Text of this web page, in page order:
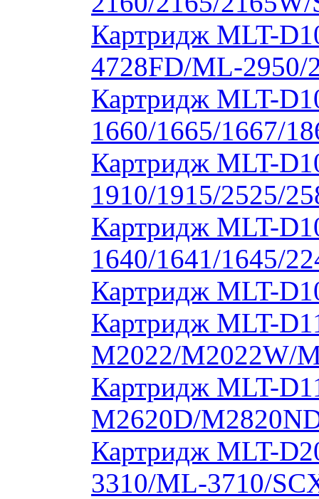
Картридж MLT-
4728FD/ML-2950/
Картридж MLT-
1660/1665/1667/
Картридж MLT-
1910/1915/2525/
Картридж MLT-
1640/1641/1645/
Картридж MLT-
Картридж MLT-
M2022/M2022W/
Картридж MLT-
M2620D/
Картридж MLT-
3310/ML-3710/